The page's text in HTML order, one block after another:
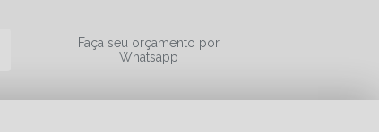
Faça seu orçamento por
Whatsapp